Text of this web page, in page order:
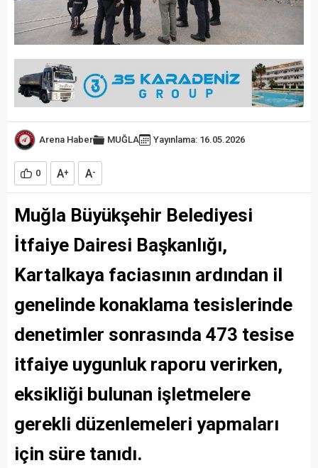
Arena Haber MUĞLA Yayınlama: 16.05.2026
0 A+ A-
Muğla Büyükşehir Belediyesi
İtfaiye Dairesi Başkanlığı,
Kartalkaya faciasının ardından il
genelinde konaklama tesislerinde
denetimler sonrasında 473 tesise
itfaiye uygunluk raporu verirken,
eksikliği bulunan işletmelere
gerekli düzenlemeleri yapmaları
için süre tanıdı.